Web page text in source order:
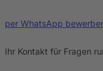
per WhatsApp
Ihr Kontakt für Fragen